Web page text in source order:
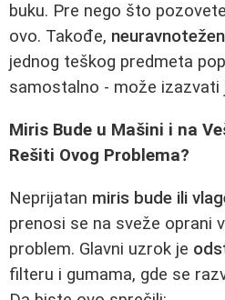
buku. Pre nego što
ovo. Takođe,
jednog teškog predmeta
samostalno - može izazvati
Miris Bude u Mašini i na
Rešiti Ovog Problema?
Neprijatan miris bude ili
prenosi se na sveže oprani
problem. Glavni uzrok je
filteru i gumama, gde se